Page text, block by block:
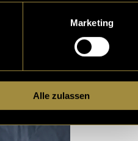
Marketing
Alle zulassen